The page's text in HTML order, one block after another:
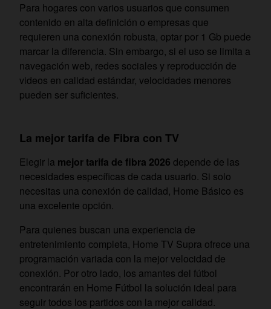
Para hogares con varios usuarios que consumen
contenido en alta definición o empresas que
requieren una conexión robusta, optar por 1 Gb puede
marcar la diferencia. Sin embargo, si el uso se limita a
navegación web, redes sociales y reproducción de
videos en calidad estándar, velocidades menores
pueden ser suficientes.
La mejor tarifa de Fibra con TV
Elegir la mejor tarifa de fibra 2026 depende de las
necesidades específicas de cada usuario. Si solo
necesitas una conexión de calidad, Home Básico es
una excelente opción.
Para quienes buscan una experiencia de
entretenimiento completa, Home TV Supra ofrece una
programación variada con la mejor velocidad de
conexión. Por otro lado, los amantes del fútbol
encontrarán en Home Fútbol la solución ideal para
seguir todos los partidos con la mejor calidad.